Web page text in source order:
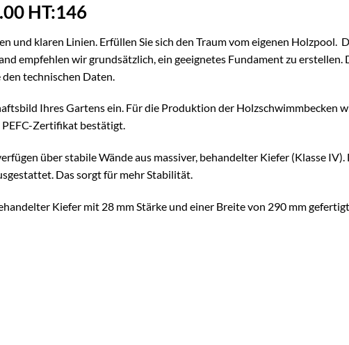
HT:146
und klaren Linien. Erfüllen Sie sich den Traum vom eigenen Holzpool.
empfehlen wir grundsätzlich, ein geeignetes Fundament zu
technischen Daten.
Ihres Gartens ein. Für die Produktion der
Zertifikat bestätigt.
über stabile Wände aus massiver, behandelter Kiefer (Klasse
Das sorgt für mehr Stabilität.
Kiefer mit 28 mm Stärke und einer Breite von 290 mm